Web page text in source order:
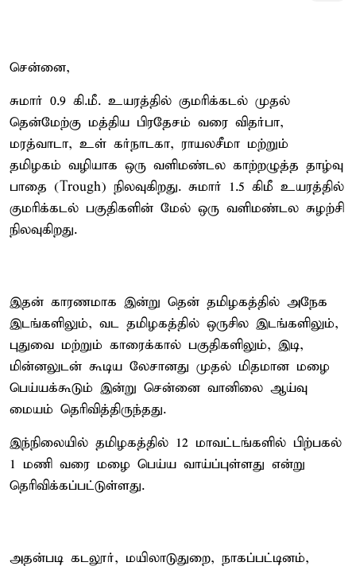
சென்னை,
சுமார் 0.9 கி.மீ. உயரத்தில் குமரிக்கடல் முதல்
தென்மேற்கு மத்திய பிரதேசம் வரை விதர்பா,
மரத்வாடா, உள் கர்நாடகா, ராயலசீமா மற்றும்
தமிழகம் வழியாக ஒரு வளிமண்டல காற்றழுத்த தாழ்வு
பாதை (Trough) நிலவுகிறது. சுமார் 1.5 கிமீ உயரத்தில்
குமரிக்கடல் பகுதிகளின் மேல் ஒரு வளிமண்டல சுழற்சி
நிலவுகிறது.
இதன் காரணமாக இன்று தென் தமிழகத்தில் அநேக
இடங்களிலும், வட தமிழகத்தில் ஒருசில இடங்களிலும்,
புதுவை மற்றும் காரைக்கால் பகுதிகளிலும், இடி,
மின்னலுடன் கூடிய லேசானது முதல் மிதமான மழை
பெய்யக்கூடும் இன்று சென்னை வானிலை ஆய்வு
மையம் தெரிவித்திருந்தது.
இந்நிலையில் தமிழகத்தில் 12 மாவட்டங்களில் பிற்பகல்
1 மணி வரை மழை பெய்ய வாய்ப்புள்ளது என்று
தெரிவிக்கப்பட்டுள்ளது.
அதன்படி கடலூர், மயிலாடுதுறை, நாகப்பட்டினம்,